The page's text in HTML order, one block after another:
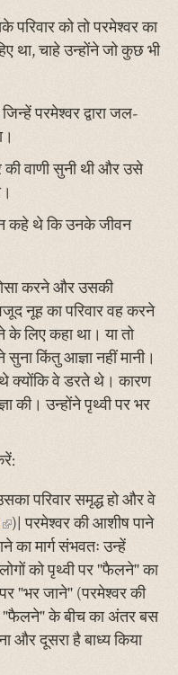
को तो परमेश्वर का
था, चाहे उन्होंने जो कुछ भी
परमेश्वर द्वारा जल-
की वाणी सुनी थी और उसे
कहे थे कि उनके जीवन
करने और उसकी
नूह का परिवार वह करने
लिए कहा था। या तो
सुना किंतु आज्ञा नहीं मानी।
क्योंकि वे डरते थे। कारण
की। उन्होंने पृथ्वी पर भर
परिवार समृद्ध हो और वे
is
external)
)|परमेश्वर की आशीष पाने
का मार्ग संभवतः उन्हें
को पृथ्वी पर "फैलने" का
"भर जाने" (परमेश्वर की
"फैलने" के बीच का अंतर बस
और दूसरा है बाध्य किया